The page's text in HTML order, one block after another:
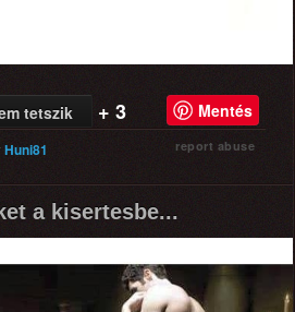
tetszik + 3 Mentés
Huni81 report abuse
a kisertesbe...